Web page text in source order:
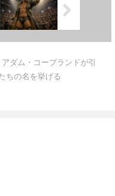
アダム・コープランドが引
ちの名を挙げる